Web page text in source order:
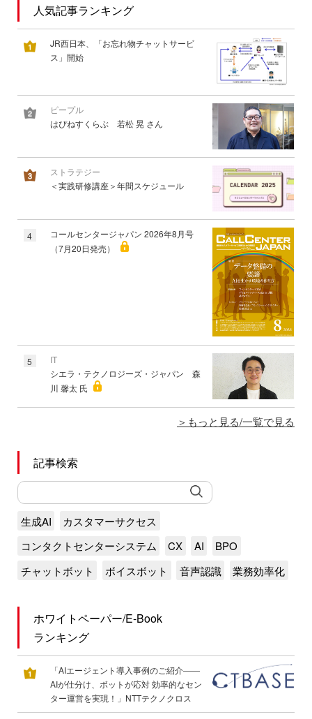
人気記事ランキング
JR西日本、「お忘れ物チャットサービ
ス」開始
ピープル
はぴねすくらぶ 若松 晃 さん
ストラテジー
＜実践研修講座＞年間スケジュール
4
コールセンタージャパン 2026年8月号
（7月20日発売）
5
IT
シエラ・テクノロジーズ・ジャパン 森
川 馨太 氏
もっと見る/一覧で見る
記事検索
生成AI
カスタマーサクセス
コンタクトセンターシステム
CX AI
BPO
チャットボット
ボイスボット 音声認識 業務効率化
ホワイトペーパー/E-Book
ランキング
「AIエージェント導入事例のご紹介――
AIが仕分け、ボットが応対 効率的なセン
ター運営を実現！」NTTテクノクロス